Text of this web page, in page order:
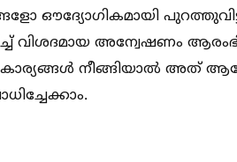
ഔദ്യോഗികമായി
വിശദമായ അന്വേഷണം
കാര്യങ്ങള്‍ നീങ്ങിയാല്‍ അത്